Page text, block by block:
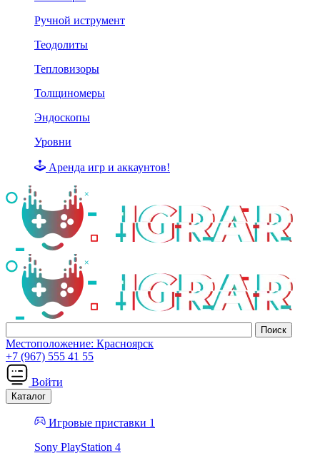
Ручной иструмент
Теодолиты
Тепловизоры
Толщиномеры
Эндоскопы
Уровни
Аренда игр и аккаунтов!
Местоположение: Красноярск
+7 (967) 555 41 55
Войти
Каталог
Игровые приставки 1
Sony PlayStation 4